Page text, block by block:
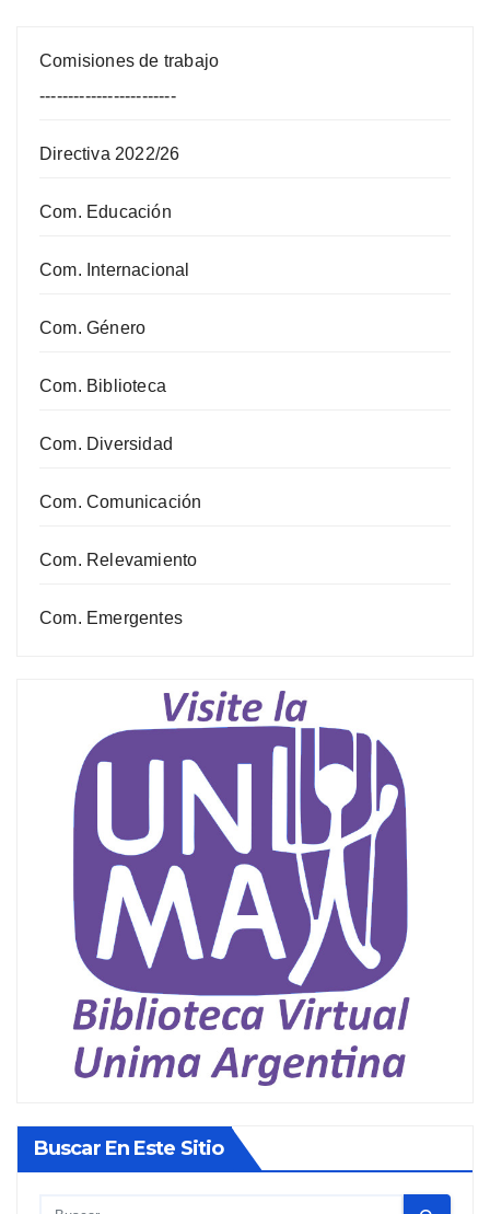
Comisiones de trabajo
------------------------
Directiva 2022/26
Com. Educación
Com. Internacional
Com. Género
Com. Biblioteca
Com. Diversidad
Com. Comunicación
Com. Relevamiento
Com. Emergentes
Buscar En Este Sitio